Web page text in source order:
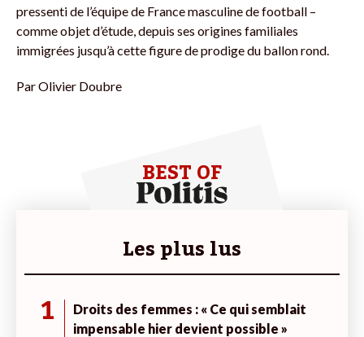
pressenti de l’équipe de France masculine de football –
comme objet d’étude, depuis ses origines familiales
immigrées jusqu’à cette figure de prodige du ballon rond.
ParOlivier Doubre
BEST OF
Les plus lus
1
Droits des femmes : « Ce qui semblait
impensable hier devient possible »